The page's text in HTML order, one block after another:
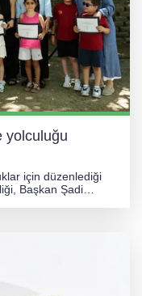
yolculuğu
için düzenlediği
Başkan Şadi